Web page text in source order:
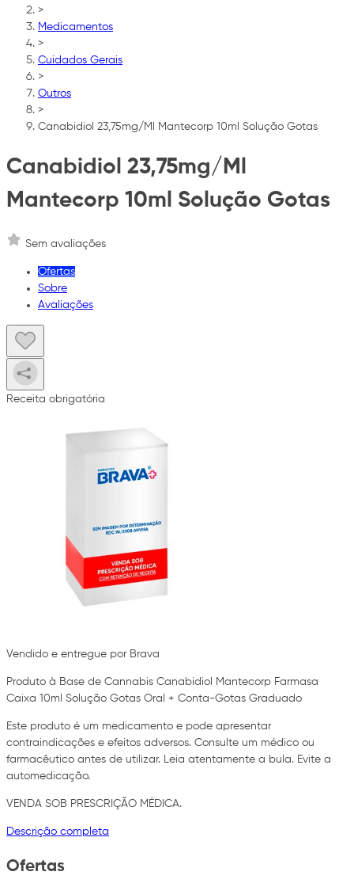
>
Medicamentos
>
Cuidados Gerais
>
Outros
>
Canabidiol 23,75mg/Ml Mantecorp 10ml Solução Gotas
Canabidiol 23,75mg/Ml
Mantecorp 10ml Solução Gotas
Sem avaliações
Ofertas
Sobre
Avaliações
Receita obrigatória
Vendido e entregue por Brava
Produto à Base de Cannabis Canabidiol Mantecorp Farmasa
Caixa 10ml Solução Gotas Oral + Conta-Gotas Graduado
Este produto é um medicamento e pode apresentar
contraindicações e efeitos adversos. Consulte um médico ou
farmacêutico antes de utilizar. Leia atentamente a bula. Evite a
automedicação.
VENDA SOB PRESCRIÇÃO MÉDICA.
Descrição completa
Ofertas